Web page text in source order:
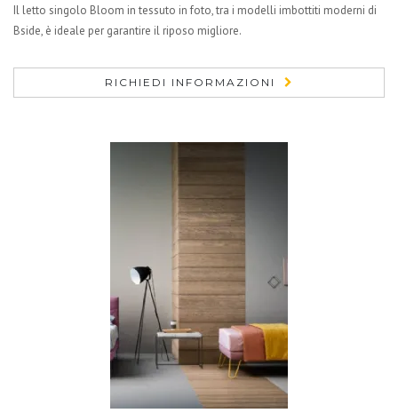
Il letto singolo Bloom in tessuto in foto, tra i modelli imbottiti moderni di
Bside, è ideale per garantire il riposo migliore.
RICHIEDI INFORMAZIONI